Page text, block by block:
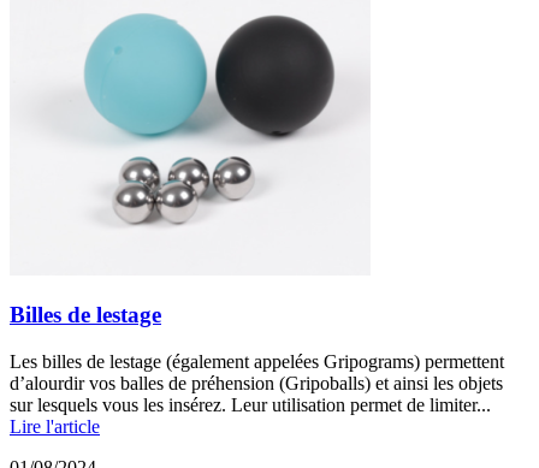
Billes de lestage
Les billes de lestage (également appelées Gripograms) permettent
d’alourdir vos balles de préhension (Gripoballs) et ainsi les objets
sur lesquels vous les insérez. Leur utilisation permet de limiter...
Lire l'article